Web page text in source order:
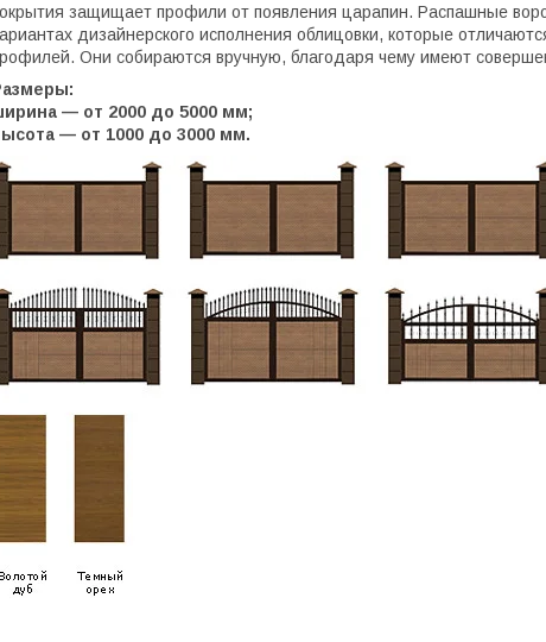
защищает профили от появления царапин. Распашные
дизайнерского исполнения облицовки, которые
Они собираются вручную, благодаря чему имеют
— от 2000 до 5000 мм;
— от 1000 до 3000 мм.